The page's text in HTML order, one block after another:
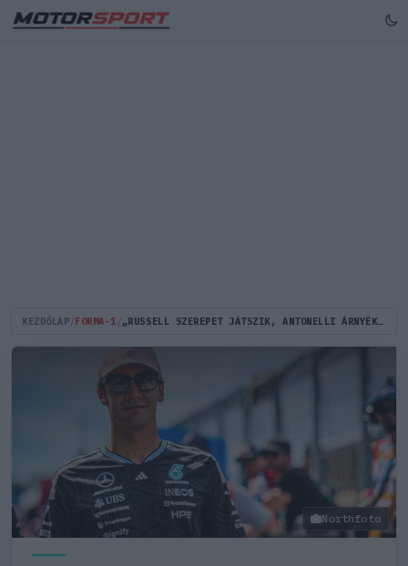
KEZDŐLAP FORMA-1 „RUSSELL SZEREPET JÁTSZIK, ANTONELLI ÁRNYÉKÁBAN FESZÜLTTÉ VÁLT A MERCEDESNÉL”
Northfoto